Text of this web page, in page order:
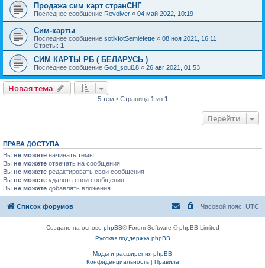
Продажа сим карт странСНГ
Последнее сообщение Revolver « 04 май 2022, 10:19
Сим-карты
Последнее сообщение sotikfotSemiefette « 08 ноя 2021, 16:11
Ответы: 1
СИМ КАРТЫ РБ ( БЕЛАРУСЬ )
Последнее сообщение God_soul18 « 26 авг 2021, 01:53
Новая тема
5 тем • Страница 1 из 1
Перейти
ПРАВА ДОСТУПА
Вы не можете начинать темы
Вы не можете отвечать на сообщения
Вы не можете редактировать свои сообщения
Вы не можете удалять свои сообщения
Вы не можете добавлять вложения
Список форумов Часовой пояс: UTC
Создано на основе phpBB® Forum Software © phpBB Limited
Русская поддержка phpBB
Моды и расширения phpBB
Конфиденциальность| Правила